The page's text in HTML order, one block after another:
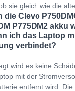
sie gleich wie die
die Clevo
P775DM2 akku
ich das Laptop
verbindet?
wird es keine
mit der
entfernt wird. Die